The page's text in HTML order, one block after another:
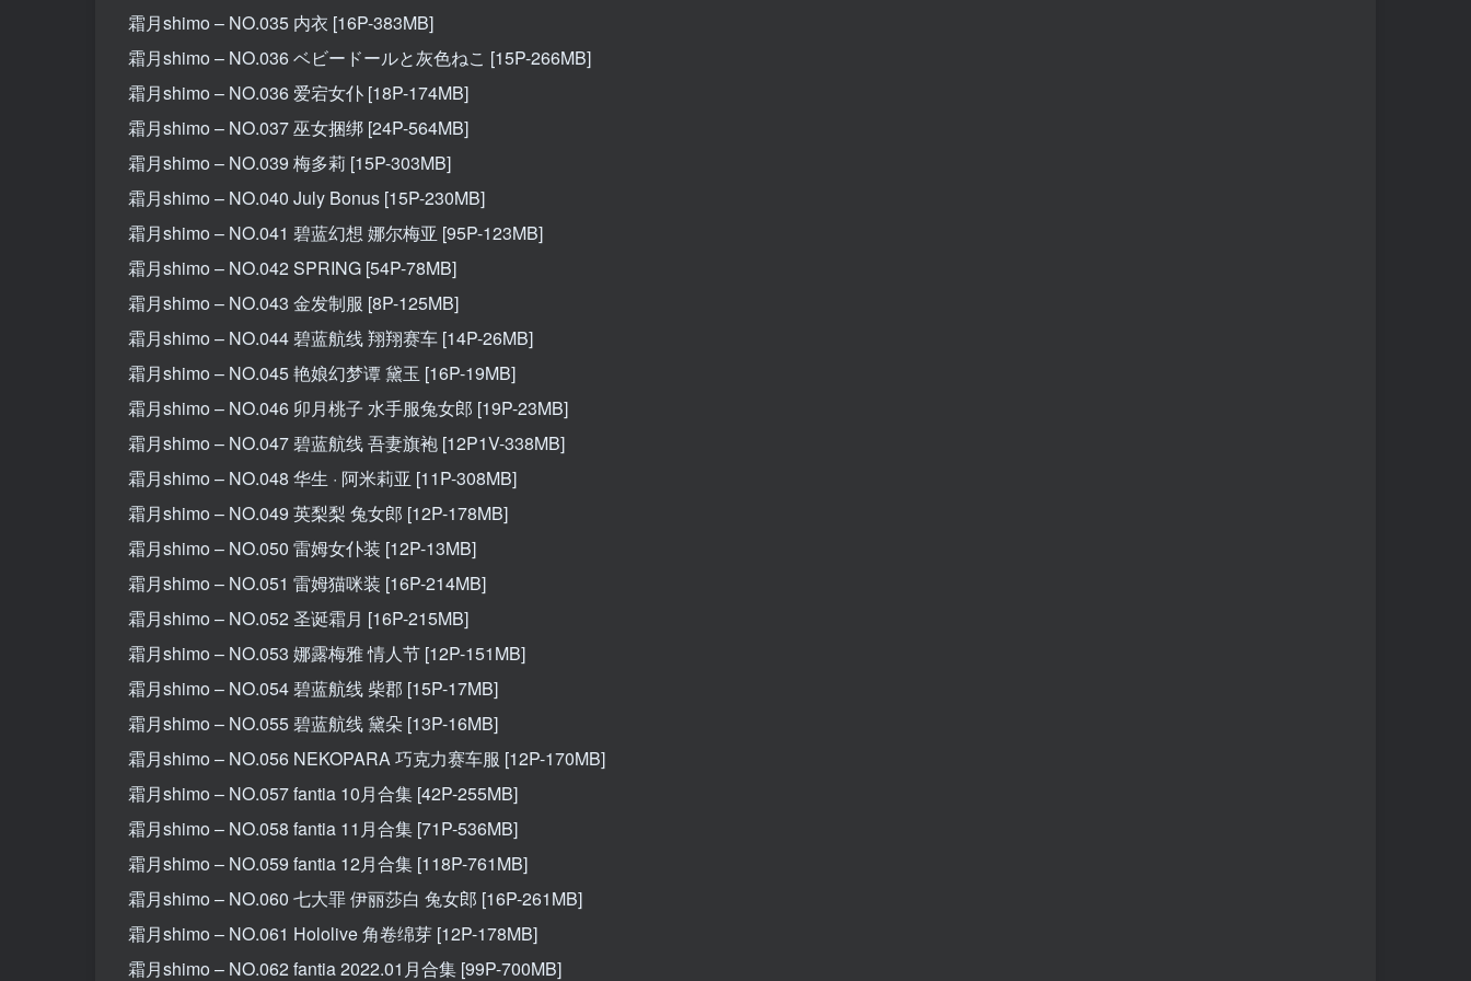
霜月shimo – NO.035 内衣 [16P-383MB]
霜月shimo – NO.036 ベビードールと灰色ねこ [15P-266MB]
霜月shimo – NO.036 爱宕女仆 [18P-174MB]
霜月shimo – NO.037 巫女捆绑 [24P-564MB]
霜月shimo – NO.039 梅多莉 [15P-303MB]
霜月shimo – NO.040 July Bonus [15P-230MB]
霜月shimo – NO.041 碧蓝幻想 娜尔梅亚 [95P-123MB]
霜月shimo – NO.042 SPRING [54P-78MB]
霜月shimo – NO.043 金发制服 [8P-125MB]
霜月shimo – NO.044 碧蓝航线 翔翔赛车 [14P-26MB]
霜月shimo – NO.045 艳娘幻梦谭 黛玉 [16P-19MB]
霜月shimo – NO.046 卯月桃子 水手服兔女郎 [19P-23MB]
霜月shimo – NO.047 碧蓝航线 吾妻旗袍 [12P1V-338MB]
霜月shimo – NO.048 华生 · 阿米莉亚 [11P-308MB]
霜月shimo – NO.049 英梨梨 兔女郎 [12P-178MB]
霜月shimo – NO.050 雷姆女仆装 [12P-13MB]
霜月shimo – NO.051 雷姆猫咪装 [16P-214MB]
霜月shimo – NO.052 圣诞霜月 [16P-215MB]
霜月shimo – NO.053 娜露梅雅 情人节 [12P-151MB]
霜月shimo – NO.054 碧蓝航线 柴郡 [15P-17MB]
霜月shimo – NO.055 碧蓝航线 黛朵 [13P-16MB]
霜月shimo – NO.056 NEKOPARA 巧克力赛车服 [12P-170MB]
霜月shimo – NO.057 fantia 10月合集 [42P-255MB]
霜月shimo – NO.058 fantia 11月合集 [71P-536MB]
霜月shimo – NO.059 fantia 12月合集 [118P-761MB]
霜月shimo – NO.060 七大罪 伊丽莎白 兔女郎 [16P-261MB]
霜月shimo – NO.061 Hololive 角卷绵芽 [12P-178MB]
霜月shimo – NO.062 fantia 2022.01月合集 [99P-700MB]